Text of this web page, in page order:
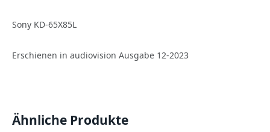
Sony KD-65X85L
Erschienen in audiovision Ausgabe 12-2023
Ähnliche Produkte